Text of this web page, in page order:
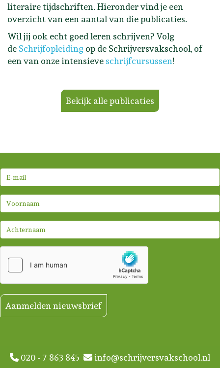
literaire tijdschriften. Hieronder vind je een
overzicht van een aantal van die publicaties.
Wil jij ook echt goed leren schrijven? Volg
de Schrijfopleiding op de Schrijversvakschool, of
een van onze intensieve schrijfcursussen!
Bekijk alle publicaties
Aanmelden nieuwsbrief
020 - 7 863 845 info@schrijversvakschool.nl